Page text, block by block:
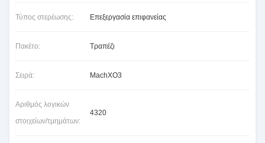
Τύπος στερέωσης: Επεξεργασία επιφανείας
Πακέτο: Τραπέζι
Σειρά: MachXO3
Αριθμός λογικών
στοιχείων/τμημάτων:
4320